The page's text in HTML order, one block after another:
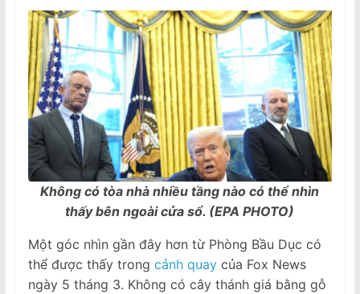
Không có tòa nhà nhiều tầng nào có thể nhìn
thấy bên ngoài cửa sổ. (EPA PHOTO)
Một góc nhìn gần đây hơn từ Phòng Bầu Dục có
thể được thấy trong cảnh quaycủa Fox News
ngày 5 tháng 3. Không có cây thánh giá bằng gỗ